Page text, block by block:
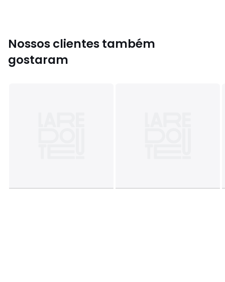
1 embalagem
• L82 x A9 x P15 cm, 1,6 kg
Nossos clientes também
gostaram